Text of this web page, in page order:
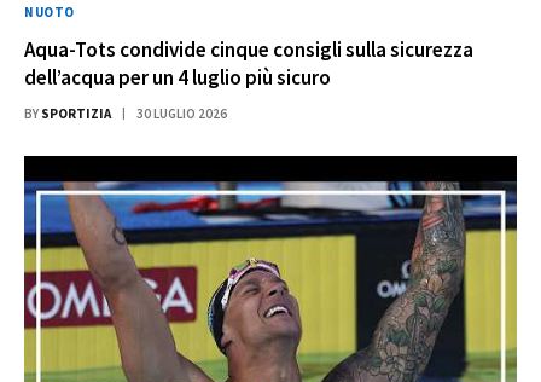
NUOTO
Aqua-Tots condivide cinque consigli sulla sicurezza
dell’acqua per un 4 luglio più sicuro
BY SPORTIZIA 30 LUGLIO 2026